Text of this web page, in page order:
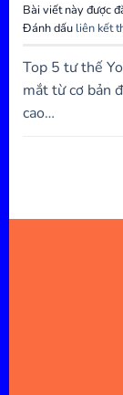
Bài viết này được
Đánh dấu liên kết
Top 5 tư thế
mắt từ cơ bản
cao…